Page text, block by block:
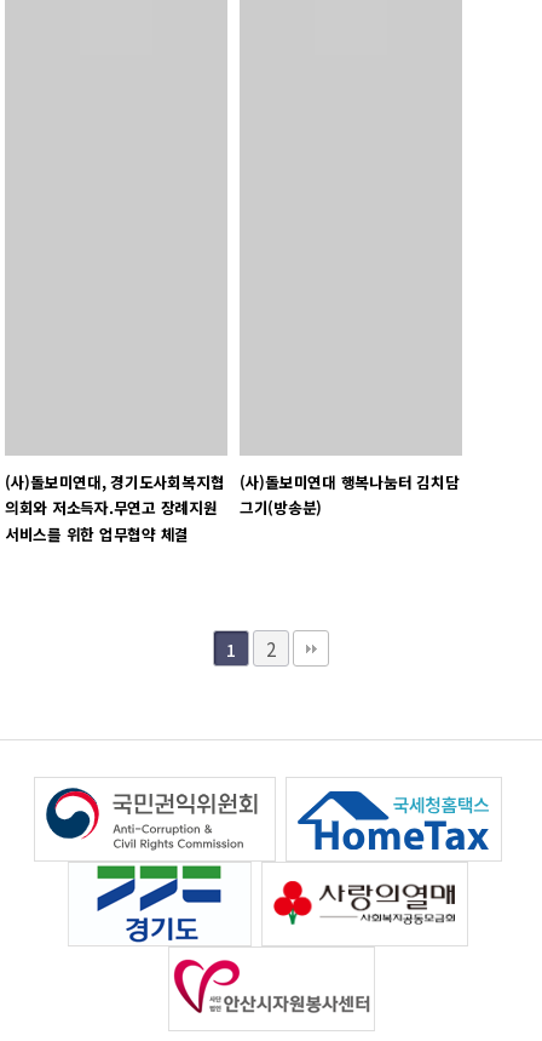
(사)돌보미연대, 경기도사회복지협
의회와 저소득자.무연고 장례지원
서비스를 위한 업무협약 체결
(사)돌보미연대 행복나눔터 김치담
그기(방송분)
1 2